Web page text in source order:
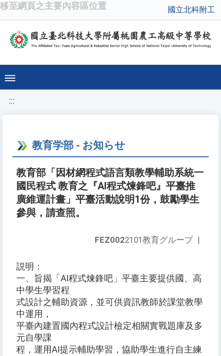
移至網頁之主要內容區位置 國立北科附工
:::
教育学部 - お知らせ
教育部「因材網程式語言類教學輔助系統一
國民程式 教育之『AI程式煉鋒吧』平臺推
廣維運計畫」平臺活動說明1份，鼓勵學生
參與，請查照。
FEZ0022101教育グループ |
説明：
一、旨揭「AI程式煉鋒吧」平臺主要提供國、高
中學生學習程
式設計之輔助資源，並可供資訊教師於課堂教學
中運用，
平臺內建置國內程式設計檢定相關實戰題庫及多
元自學課
程，運用AI提示輔助學習，協助學生進行自主練